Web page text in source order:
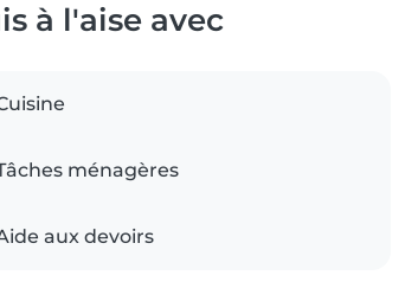
à l'aise avec
ménagères
aux devoirs